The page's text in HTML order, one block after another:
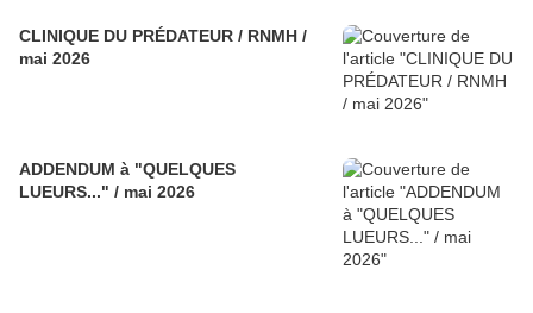
CLINIQUE DU PRÉDATEUR / RNMH /
mai 2026
ADDENDUM à "QUELQUES
LUEURS..." / mai 2026